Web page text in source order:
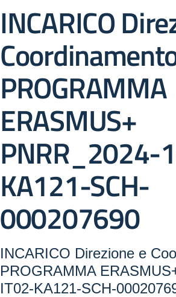
INCARICO
PROGRAMMA
ERASMUS+
PNRR_2024-
KA121-SCH-
000207690
INCARICO Direzione e
PROGRAMMA
IT02-KA121-SCH-